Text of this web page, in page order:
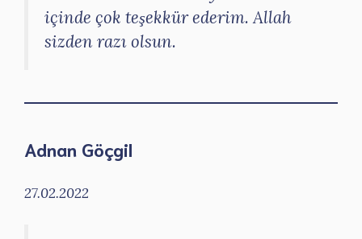
içinde çok teşekkür ederim. Allah
sizden razı olsun.
Adnan Göçgil
27.02.2022